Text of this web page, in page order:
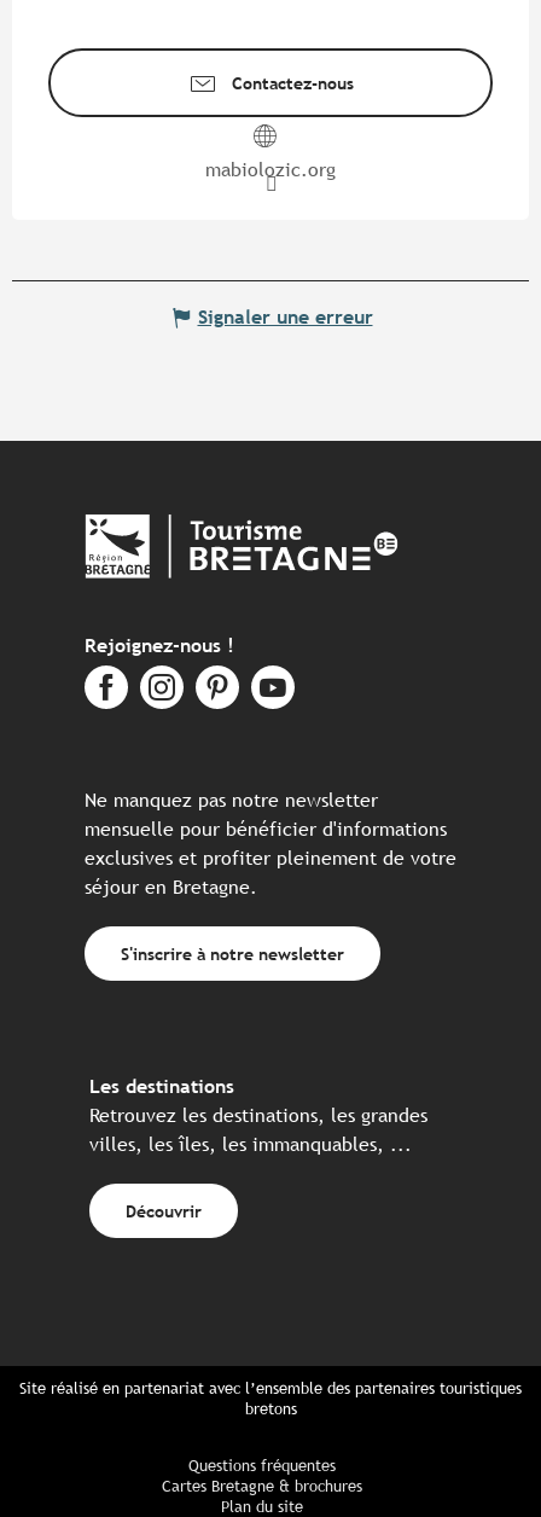
Contactez-nous
mabiolozic.org
Signaler une erreur
Rejoignez-nous !
Ne manquez pas notre newsletter
mensuelle pour bénéficier d'informations
exclusives et profiter pleinement de votre
séjour en Bretagne.
S'inscrire à notre newsletter
Les destinations
Retrouvez les destinations, les grandes
villes, les îles, les immanquables, ...
Découvrir
Site réalisé en partenariat avec l’ensemble des partenaires touristiques
bretons
Questions fréquentes
Cartes Bretagne & brochures
Plan du site